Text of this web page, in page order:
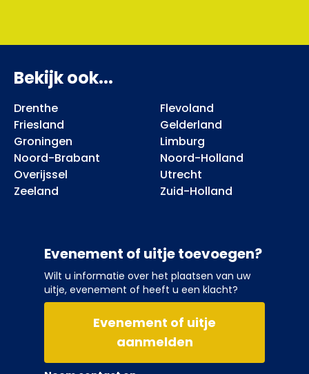
Bekijk ook...
Drenthe
Flevoland
Friesland
Gelderland
Groningen
Limburg
Noord-Brabant
Noord-Holland
Overijssel
Utrecht
Zeeland
Zuid-Holland
Evenement of uitje toevoegen?
Wilt u informatie over het plaatsen van uw
uitje, evenement of heeft u een klacht?
Evenement of uitje
aanmelden